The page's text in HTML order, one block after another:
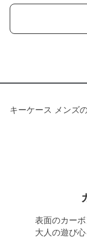
キーケース メンズ
表面のカー
大人の遊び心